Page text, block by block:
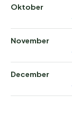
Oktober
November
December